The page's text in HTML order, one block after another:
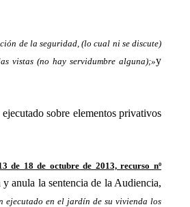
de la seguridad, (lo cual ni se discute)
vistas (no hay servidumbre alguna);»y
sobre elementos privativos
de 18 de octubre de 2013, recurso nº
y anula la sentencia de la Audiencia,
ejecutado en el jardín de su vivienda los